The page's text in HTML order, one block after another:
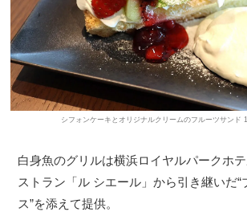
シフォンケーキとオリジナルクリームのフルーツサンド
白身魚のグリルは横浜ロイヤルパークホ
ストラン「ル シエール」から引き継いだ“
ス”を添えて提供。